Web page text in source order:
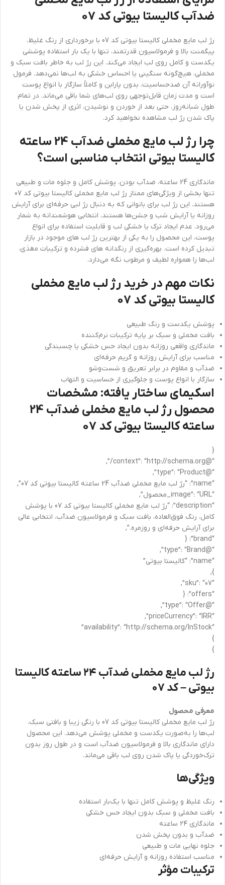
ضدآب کالیستا بیوتی کد 07
رژ لب مایع مخملی کالیستا بیوتی کد 07 با برخورداری از رنگ غلیظ،
پیگمنت بالا و فرمولاسیون قدرتمند، تنها با یک بار استفاده پوششی
یکدست و کامل روی لب ایجاد می‌کند. این رژ لب به خاطر بافت سبک و
مخملی، هیچ‌گونه سنگینی یا احساس خشکی به لب‌ها نمی‌دهد. فرمول
نوآورانه آن ضدحساسیت، بدون پارابن و کاملاً سازگار با انواع پوست
است و مدت زمان قابل‌توجهی روی لب‌های شما باقی می‌ماند. در تمام
طول شبانه‌روز، حتی بعد از خوردن و نوشیدن، اثری از پخش شدن یا
پاک شدن رژ لب مشاهده نخواهید کرد.
چرا رژ لب مایع مخملی ضدآب 24 ساعته
کالیستا بیوتی انتخاب مناسبی است؟
ماندگاری 24 ساعته، ضدآب بودن، پوشش کامل و جلوه مات و طبیعی
تنها بخشی از ویژگی‌های ممتاز رژ لب مایع مخملی کالیستا بیوتی کد 07
هستند. این رژ لب برای بانوانی که به دنبال رژ لبی حرفه‌ای برای آرایش
روزانه یا آرایش شب و جشن‌ها هستند، انتخابی هوشمندانه به شمار
می‌رود. عدم ایجاد ترک یا خشکی لب و قابلیت استفاده برای انواع
پوست، این محصول را به یکی از بهترین رژ لب‌ های موجود در بازار
تبدیل کرده است. بهره‌گیری از رنگدانه‌ های فشرده و ترکیبات مغذی،
لب‌ها را همواره لطیف و مرطوب نگه می‌دارد.
نکات مهم در خرید رژ لب مایع مخملی
کالیستا بیوتی کد 07
پوشش یکدست و رنگ طبیعی
بافت مخملی و سبک بر پایه ترکیبات نرم‌کننده
ماندگاری واقعی روزانه بدون ایجاد حس خشکی یا چسبندگی
مناسب برای آرایش روزانه و گریم حرفه‌ای
ضدآب و مقاوم در برابر تعریق و شست‌وشو
سازگار با انواع پوست و جلوگیری از حساسیت و التهاب
اسکیمای ساختار یافته: مشخصات
محصول رژ لب مایع مخملی ضدآب 24
ساعته کالیستا بیوتی کد 07
{
“@context”: “http://schema.org/”,
“@type”: “Product”,
“name”: “رژ لب مایع مخملی ضدآب 24 ساعته کالیستا بیوتی کد 07”,
“image”: “URL_محصول”,
“description”: “رژ لب مایع مخملی کالیستا بیوتی کد 07 با پوشش
کامل، رنگ فوق‌العاده، بافت سبک و فرمولاسیون ضدآب، انتخابی عالی
برای آرایش حرفه‌ای و روزمره.”,
“brand”: {
“@type”: “Brand”,
“name”: “کالیستا بیوتی”
},
“sku”: “07”,
“offers”: {
“@type”: “Offer”,
“priceCurrency”: “IRR”,
“availability”: “http://schema.org/InStock”
}
}
رژ لب مایع مخملی ضدآب ۲۴ ساعته کالیستا
بیوتی – کد 07
معرفی محصول
رژ لب مایع مخملی کالیستا بیوتی کد 07 با رنگی زیبا و بافتی سبک،
لب‌ها را به‌صورت یکدست و مخملی پوشش می‌دهد. این محصول
دارای ماندگاری بالا و فرمولاسیون ضدآب است و در طول روز بدون
ترک‌خوردگی یا پاک شدن روی لب باقی می‌ماند.
ویژگی‌ها
رنگ غلیظ و پوشش کامل تنها با یک‌بار استفاده
بافت مخملی و سبک بدون ایجاد حس خشکی
ماندگاری ۲۴ ساعته
ضدآب و بدون پخش شدن
جلوه نهایی مات و طبیعی
مناسب استفاده روزانه و آرایش حرفه‌ای
ترکیبات مؤثر